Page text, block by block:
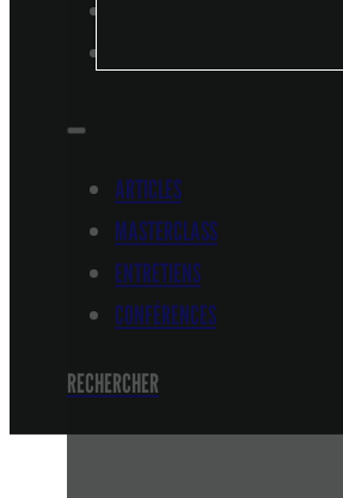
ARTICLES
MASTERCLASS
ENTRETIENS
CONFÉRENCES
RECHERCHER